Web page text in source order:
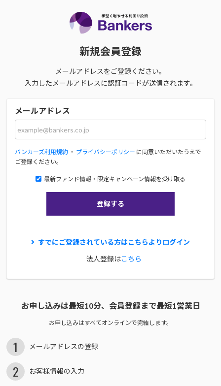
新規会員登録
メールアドレスをご登録ください。
入力したメールアドレスに認証コードが送信されます。
メールアドレス
バンカーズ利用規約 ・ プライバシーポリシー に同意いただいたうえで
ご登録ください。
最新ファンド情報・限定キャンペーン情報を受け取る
すでにご登録されている方はこちらよりログイン
法人登録はこちら
お申し込みは最短10分、 会員登録まで最短1営業日
お申し込みはすべてオンラインで完結します。
1 メールアドレスの登録
2 お客様情報の入力